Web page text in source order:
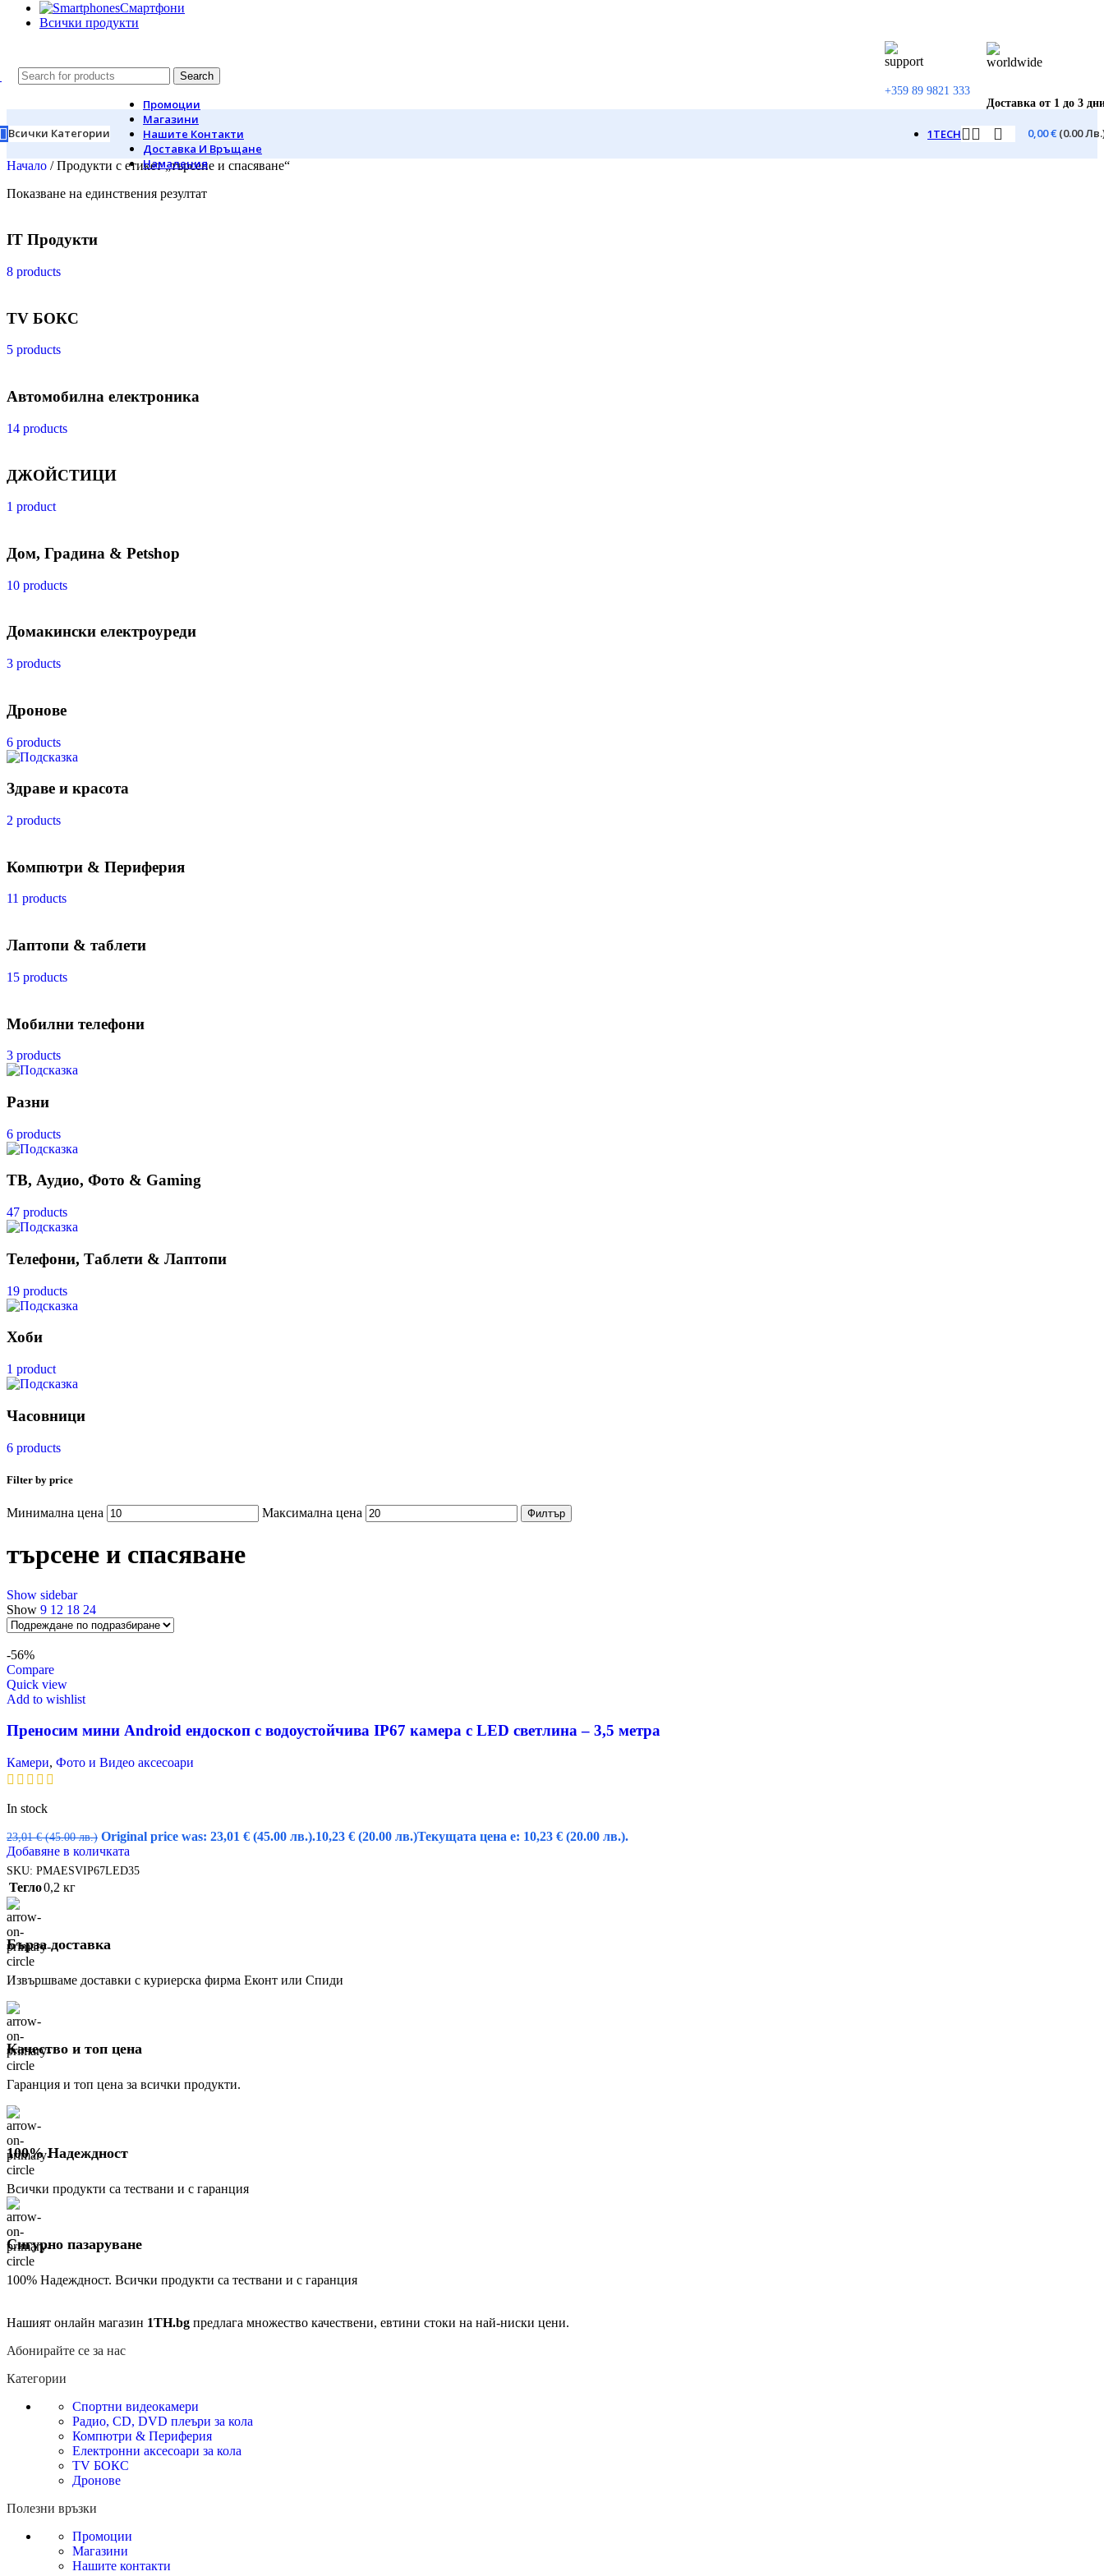
Смартфони
Всички продукти
Search
+359 89 9821 333
Доставка от 1 до 3
Всички Категории
Промоции
Магазини
Нашите Контакти
Доставка И Връщане
Намаления
1TECH 0,00€ (0.00
Начало / Продукти с етикет „търсене и спасяване“
Показване на единствения резултат
IT Продукти
8 products
TV БОКС
5 products
Автомобилна електроника
14 products
ДЖОЙСТИЦИ
1 product
Дом, Градина & Petshop
10 products
Домакински електроуреди
3 products
Дронове
6 products
Здраве и красота
2 products
Компютри & Периферия
11 products
Лаптопи & таблети
15 products
Мобилни телефони
3 products
Разни
6 products
ТВ, Аудио, Фото & Gaming
47 products
Телефони, Таблети & Лаптопи
19 products
Хоби
1 product
Часовници
6 products
Filter by price
Минимална цена Максимална цена Филтър
търсене и спасяване
Show sidebar
Show 9 12 18 24
-56%
Compare
Quick view
Add to wishlist
Преносим мини Android ендоскоп с водоустойчива IP67 ĸaмepa c LЕD cвeтлинa – 3,5 мeтpa
Камери, Фото и Видео аксесоари
In stock
23,01€ (45.00 лв.) Original price was: 23,01 € (45.00 лв.).10,23 € (20.00 лв.)Текущата цена е: 10,23 € (20.00 лв.).
Добавяне в количката
SKU: PMAESVIP67LED35
Тегло0,2 кг
Бърза доставка
Извършваме доставки с куриерска фирма Еконт или Спиди
Качество и топ цена
Гаранция и топ цена за всички продукти.
100% Надеждност
Всички продукти са тествани и с гаранция
Сигурно пазаруване
100% Надеждност. Всички продукти са тествани и с гаранция
Нашият онлайн магазин 1TH.bg предлага множество качествени, евтини стоки на най-ниски цени.
Абонирайте се за нас
Категории
Спортни видеокамери
Радио, CD, DVD плеъри за кола
Компютри & Периферия
Електронни аксесоари за кола
TV БОКС
Дронове
Полезни връзки
Промоции
Магазини
Нашите контакти